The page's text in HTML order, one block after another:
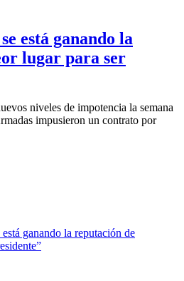
está ganando la
lugar para ser
niveles de impotencia la semana
impusieron un contrato por